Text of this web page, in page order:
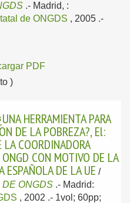
.- Madrid, :
de ONGDS , 2005 .-
PDF
)
HERRAMIENTA PARA
DE LA POBREZA?, El:
LA COORDINADORA
CON MOTIVO DE LA
ESPAÑOLA DE LA UE /
DE ONGDS .- Madrid:
, 2002 .- 1vol; 60pp;